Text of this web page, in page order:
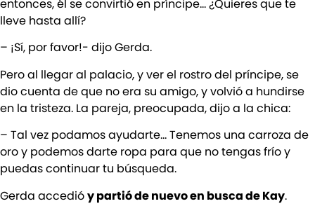
entonces, él se convirtió en príncipe… ¿Quieres que te
lleve hasta allí?
– ¡Sí, por favor!- dijo Gerda.
Pero al llegar al palacio, y ver el rostro del príncipe, se
dio cuenta de que no era su amigo, y volvió a hundirse
en la tristeza. La pareja, preocupada, dijo a la chica:
– Tal vez podamos ayudarte… Tenemos una carroza de
oro y podemos darte ropa para que no tengas frío y
puedas continuar tu búsqueda.
Gerda accedióy partió de nuevo en busca de Kay.